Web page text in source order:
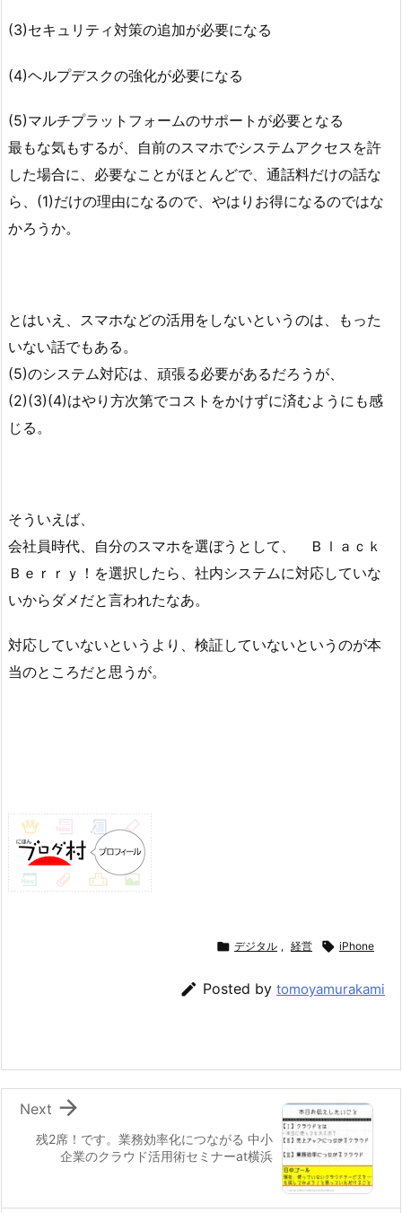
(3)セキュリティ対策の追加が必要になる
(4)ヘルプデスクの強化が必要になる
(5)マルチプラットフォームのサポートが必要となる
最もな気もするが、自前のスマホでシステムアクセスを許
した場合に、必要なことがほとんどで、通話料だけの話な
ら、(1)だけの理由になるので、やはりお得になるのではな
かろうか。
とはいえ、スマホなどの活用をしないというのは、もった
いない話でもある。
(5)のシステム対応は、頑張る必要があるだろうが、
(2)(3)(4)はやり方次第でコストをかけずに済むようにも感
じる。
そういえば、
会社員時代、自分のスマホを選ぼうとして、 Ｂｌａｃｋ
Ｂｅｒｒｙ！を選択したら、社内システムに対応していな
いからダメだと言われたなあ。
対応していないというより、検証していないというのが本
当のところだと思うが。
 デジタル , 経営  iPhone
 Posted by tomoyamurakami
残2席！です。業務効率化につながる 中小
企業のクラウド活用術セミナーat横浜

Next